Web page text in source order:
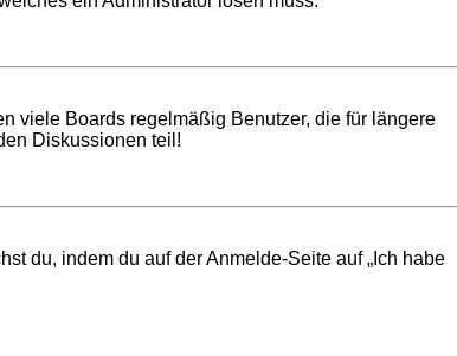
viele Boards regelmäßig Benutzer, die für längere
Diskussionen teil!
du, indem du auf der Anmelde-Seite auf „Ich habe